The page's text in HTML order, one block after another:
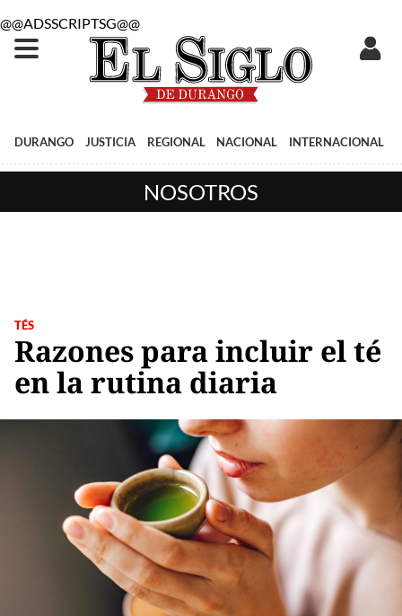
@@ADSSCRIPTSG@@
DURANGO JUSTICIA REGIONAL NACIONAL INTERNACIONAL
NOSOTROS
TÉS
Razones para incluir el té
en la rutina diaria